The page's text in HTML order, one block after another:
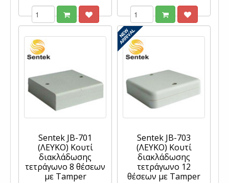
Sentek JB-701
(ΛΕΥΚΟ) Κουτί
διακλάδωσης
τετράγωνο 8 θέσεων
με Tamper
Sentek JB-703
(ΛΕΥΚΟ) Κουτί
διακλάδωσης
τετράγωνο 12
θέσεων με Tamper